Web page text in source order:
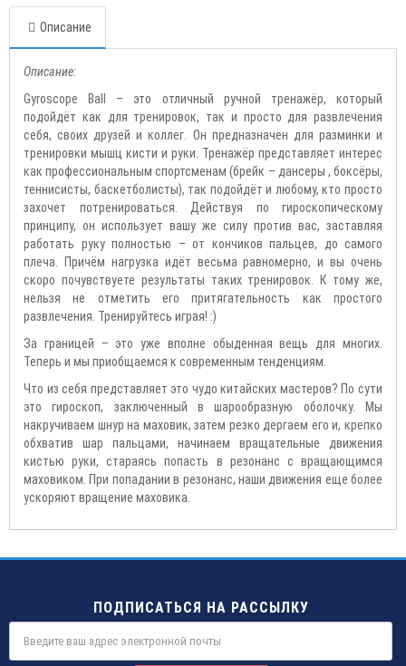
Описание
Описание:
Gyroscope Ball – это отличный ручной тренажёр, который
подойдёт как для тренировок, так и просто для развлечения
себя, своих друзей и коллег. Он предназначен для разминки и
тренировки мышц кисти и руки. Тренажёр представляет интерес
как профессиональным спортсменам (брейк – дансеры , боксёры,
теннисисты, баскетболисты), так подойдёт и любому, кто просто
захочет потренироваться. Действуя по гироскопическому
принципу, он использует вашу же силу против вас, заставляя
работать руку полностью – от кончиков пальцев, до самого
плеча. Причём нагрузка идёт весьма равномерно, и вы очень
скоро почувствуете результаты таких тренировок. К тому же,
нельзя не отметить его притягательность как простого
развлечения. Тренируйтесь играя! :)
За границей – это уже вполне обыденная вещь для многих.
Теперь и мы приобщаемся к современным тенденциям.
Что из себя представляет это чудо китайских мастеров? По сути
это гироскоп, заключенный в шарообразную оболочку. Мы
накручиваем шнур на маховик, затем резко дергаем его и, крепко
обхватив шар пальцами, начинаем вращательные движения
кистью руки, стараясь попасть в резонанс с вращающимся
маховиком. При попадании в резонанс, наши движения еще более
ускоряют вращение маховика.
ПОДПИСАТЬСЯ НА РАССЫЛКУ